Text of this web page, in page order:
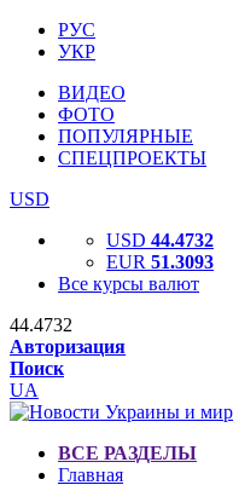
РУС
УКР
ВИДЕО
ФОТО
ПОПУЛЯРНЫЕ
СПЕЦПРОЕКТЫ
USD
USD 44.4732
EUR 51.3093
Все курсы валют
44.4732
Авторизация
Поиск
UA
ВСЕ РАЗДЕЛЫ
Главная